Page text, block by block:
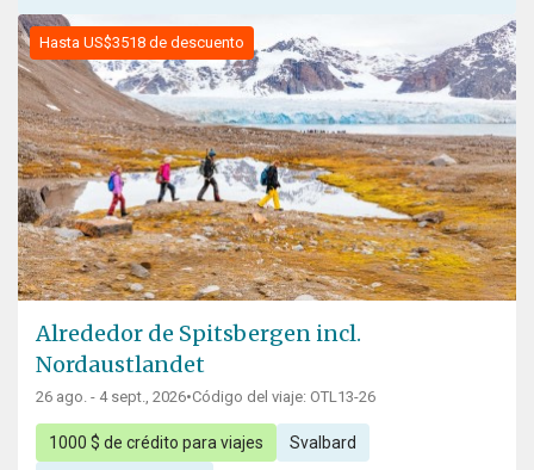
Hasta US$3518 de descuento
Alrededor de Spitsbergen incl.
Nordaustlandet
26 ago. - 4 sept., 2026•Código del viaje: OTL13-26
1000 $ de crédito para viajes Svalbard